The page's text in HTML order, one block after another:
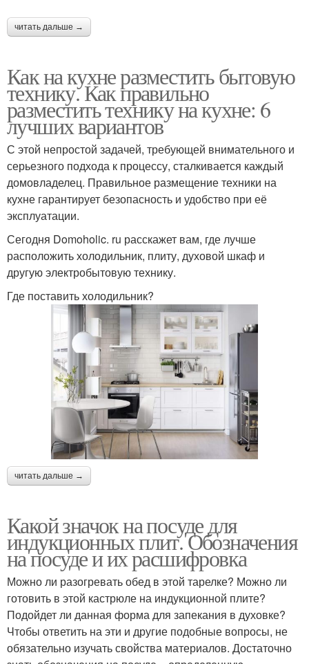
читать дальше →
Как на кухне разместить бытовую
технику. Как правильно
разместить технику на кухне: 6
лучших вариантов
С этой непростой задачей, требующей внимательного и
серьезного подхода к процессу, сталкивается каждый
домовладелец. Правильное размещение техники на
кухне гарантирует безопасность и удобство при её
эксплуатации.
Сегодня Domoholic. ru расскажет вам, где лучше
расположить холодильник, плиту, духовой шкаф и
другую электробытовую технику.
Где поставить холодильник?
читать дальше →
Какой значок на посуде для
индукционных плит. Обозначения
на посуде и их расшифровка
Можно ли разогревать обед в этой тарелке? Можно ли
готовить в этой кастрюле на индукционной плите?
Подойдет ли данная форма для запекания в духовке?
Чтобы ответить на эти и другие подобные вопросы, не
обязательно изучать свойства материалов. Достаточно